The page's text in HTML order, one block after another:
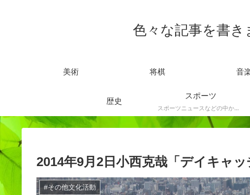
色々な記事を書き
美術 将棋 音
歴史
スポーツ
スポーツニュースなどの中から感じた事を書きます。
2014年9月2日小西克哉「デイキャッ
#その他文化活動